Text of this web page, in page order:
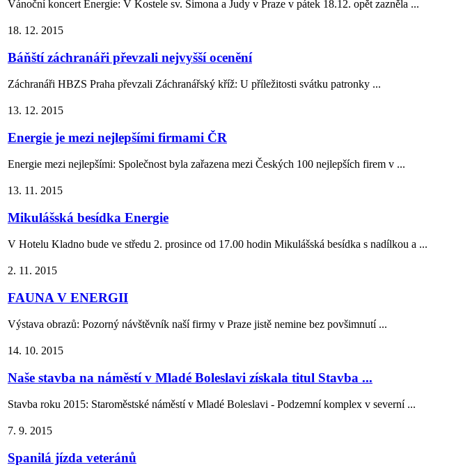
Vánoční koncert Energie: V Kostele sv. Šimona a Judy v Praze v pátek 18.12. opět zazněla ...
18. 12. 2015
Báňští záchranáři převzali nejvyšší ocenění
Záchranáři HBZS Praha převzali Záchranářský kříž: U příležitosti svátku patronky ...
13. 12. 2015
Energie je mezi nejlepšími firmami ČR
Energie mezi nejlepšími: Společnost byla zařazena mezi Českých 100 nejlepších firem v ...
13. 11. 2015
Mikulášská besídka Energie
V Hotelu Kladno bude ve středu 2. prosince od 17.00 hodin Mikulášská besídka s nadílkou a ...
2. 11. 2015
FAUNA V ENERGII
Výstava obrazů: Pozorný návštěvník naší firmy v Praze jistě nemine bez povšimnutí ...
14. 10. 2015
Naše stavba na náměstí v Mladé Boleslavi získala titul Stavba ...
Stavba roku 2015: Staroměstské náměstí v Mladé Boleslavi - Podzemní komplex v severní ...
7. 9. 2015
Spanilá jízda veteránů